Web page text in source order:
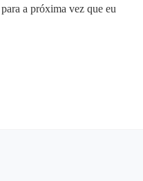
a próxima vez que eu